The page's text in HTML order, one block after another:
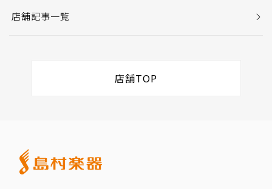
店舗記事一覧
店舗TOP